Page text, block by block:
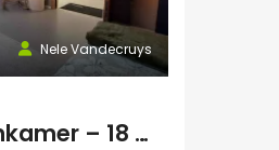
Nele Vandecruys
Nieuwe studentenkamer – 18 m² met privé autoparking – op 5 min fietsafstand van Campus Gasthuisberg